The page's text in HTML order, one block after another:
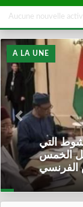
Aucune nouvelle
A LA UNE
التي
الخمس
الفرنسي